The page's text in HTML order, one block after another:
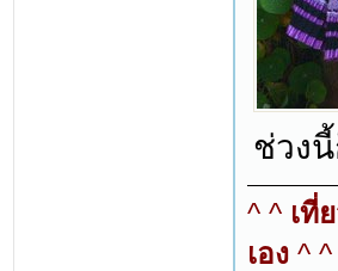
ช่วง
^ ^ เที่
เอง ^ ^